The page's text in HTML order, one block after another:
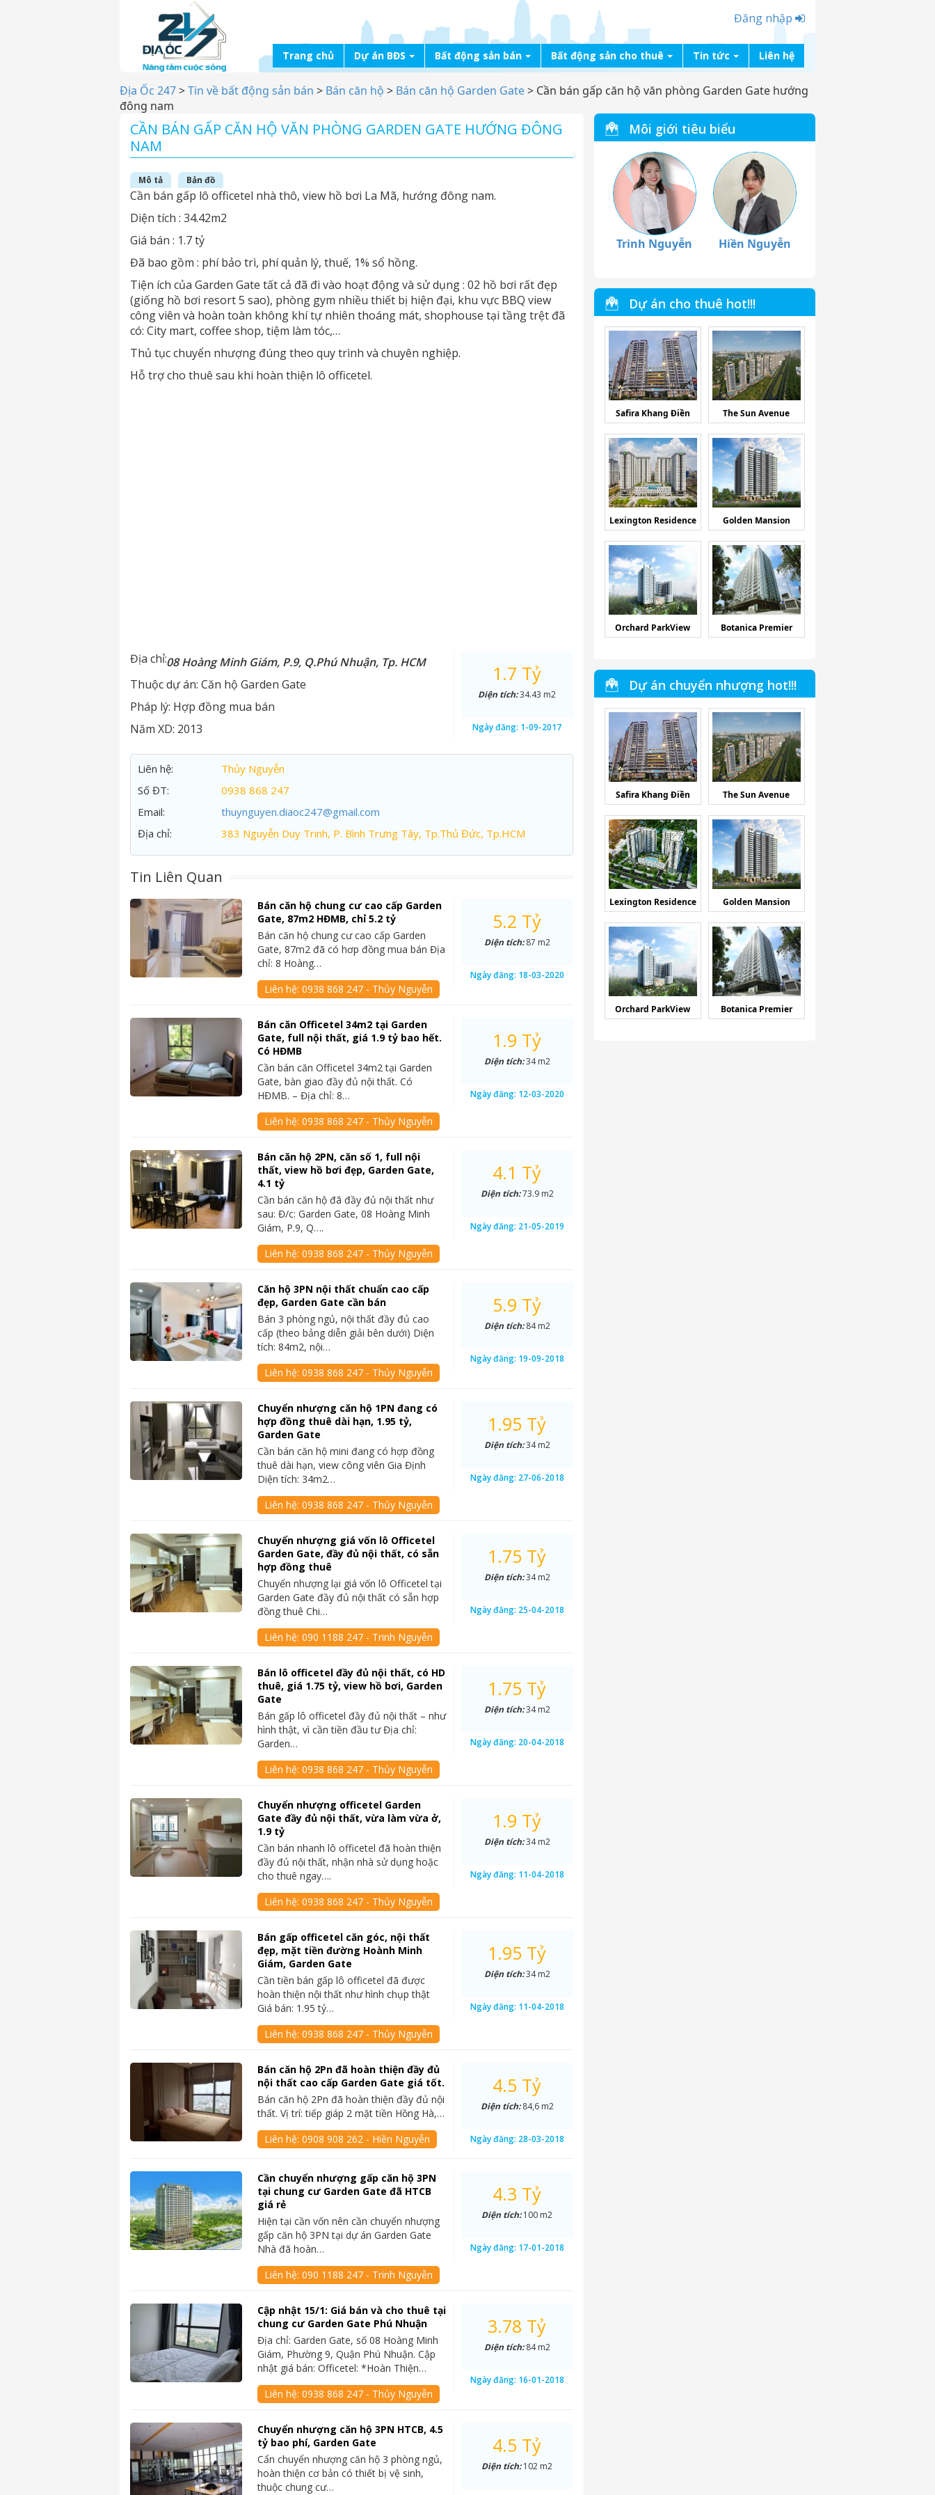
Đăng nhập
Trang chủ Dự án BĐS Bất động sản bán Bất động sản cho thuê Tin tức Liên hệ
Địa Ốc 247>Tin về bất động sản bán > Bán căn hộ > Bán căn hộ Garden Gate> Cần bán gấp căn hộ văn phòng Garden Gate hướng
đông nam
CẦN BÁN GẤP CĂN HỘ VĂN PHÒNG GARDEN GATE HƯỚNG ĐÔNG
NAM
Mô tả Bản đồ
Cần bán gấp lô officetel nhà thô, view hồ bơi La Mã, hướng đông nam.
Diện tích : 34.42m2
Giá bán : 1.7 tỷ
Đã bao gồm : phí bảo trì, phí quản lý, thuế, 1% sổ hồng.
Tiện ích của Garden Gate tất cả đã đi vào hoạt động và sử dụng : 02 hồ bơi rất đẹp
(giống hồ bơi resort 5 sao), phòng gym nhiều thiết bị hiện đại, khu vực BBQ view
công viên và hoàn toàn không khí tự nhiên thoáng mát, shophouse tại tầng trệt đã
có: City mart, coffee shop, tiệm làm tóc,…
Thủ tục chuyển nhượng đúng theo quy trình và chuyên nghiệp.
Hỗ trợ cho thuê sau khi hoàn thiện lô officetel.
Địa chỉ:08 Hoàng Minh Giám, P.9, Q.Phú Nhuận, Tp. HCM
Thuộc dự án: Căn hộ Garden Gate
Pháp lý: Hợp đồng mua bán
Năm XD: 2013
1.7 Tỷ
Diện tích:34.43 m2
Ngày đăng: 1-09-2017
Liên hệ:
Thủy Nguyễn
Số ĐT:
0938 868 247
Email:
thuynguyen.diaoc247@gmail.com
Địa chỉ:
383 Nguyễn Duy Trinh, P. Bình Trưng Tây, Tp.Thủ Đức, Tp.HCM
Tin Liên Quan
Bán căn hộ chung cư cao cấp Garden
Gate, 87m2 HĐMB, chỉ 5.2 tỷ
Bán căn hộ chung cư cao cấp Garden
Gate, 87m2 đã có hơp đồng mua bán Địa
chỉ: 8 Hoàng…
Liên hệ:0938 868 247 - Thủy Nguyễn
5.2 Tỷ
Diện tích:87 m2
Ngày đăng: 18-03-2020
Bán căn Officetel 34m2 tại Garden
Gate, full nội thất, giá 1.9 tỷ bao hết.
Có HĐMB
Cần bán căn Officetel 34m2 tại Garden
Gate, bàn giao đầy đủ nội thất. Có
HĐMB. – Địa chỉ: 8…
Liên hệ:0938 868 247 - Thủy Nguyễn
1.9 Tỷ
Diện tích:34 m2
Ngày đăng: 12-03-2020
Bán căn hộ 2PN, căn số 1, full nội
thất, view hồ bơi đẹp, Garden Gate,
4.1 tỷ
Cần bán căn hộ đã đầy đủ nội thất như
sau: Đ/c: Garden Gate, 08 Hoàng Minh
Giám, P.9, Q….
Liên hệ:0938 868 247 - Thủy Nguyễn
4.1 Tỷ
Diện tích:73.9 m2
Ngày đăng: 21-05-2019
Căn hộ 3PN nội thất chuẩn cao cấp
đẹp, Garden Gate cần bán
Bán 3 phòng ngủ, nội thất đầy đủ cao
cấp (theo bảng diễn giải bên dưới) Diện
tích: 84m2, nội…
Liên hệ:0938 868 247 - Thủy Nguyễn
5.9 Tỷ
Diện tích:84 m2
Ngày đăng: 19-09-2018
Chuyển nhượng căn hộ 1PN đang có
hợp đồng thuê dài hạn, 1.95 tỷ,
Garden Gate
Cần bán căn hộ mini đang có hợp đồng
thuê dài hạn, view công viên Gia Định
Diện tích: 34m2…
Liên hệ:0938 868 247 - Thủy Nguyễn
1.95 Tỷ
Diện tích:34 m2
Ngày đăng: 27-06-2018
Chuyển nhượng giá vốn lô Officetel
Garden Gate, đầy đủ nội thất, có sẵn
hợp đồng thuê
Chuyển nhượng lại giá vốn lô Officetel tại
Garden Gate đầy đủ nội thất có sẵn hợp
đồng thuê Chi…
Liên hệ:090 1188 247 - Trinh Nguyễn
1.75 Tỷ
Diện tích:34 m2
Ngày đăng: 25-04-2018
Bán lô officetel đầy đủ nội thất, có HD
thuê, giá 1.75 tỷ, view hồ bơi, Garden
Gate
Bán gấp lô officetel đầy đủ nội thất – như
hình thật, vì cần tiền đầu tư Địa chỉ:
Garden…
Liên hệ:0938 868 247 - Thủy Nguyễn
1.75 Tỷ
Diện tích:34 m2
Ngày đăng: 20-04-2018
Chuyển nhượng officetel Garden
Gate đầy đủ nội thất, vừa làm vừa ở,
1.9 tỷ
Cần bán nhanh lô officetel đã hoàn thiện
đầy đủ nội thất, nhận nhà sử dụng hoặc
cho thuê ngay….
Liên hệ:0938 868 247 - Thủy Nguyễn
1.9 Tỷ
Diện tích:34 m2
Ngày đăng: 11-04-2018
Bán gấp officetel căn góc, nội thất
đẹp, mặt tiền đường Hoành Minh
Giám, Garden Gate
Cần tiền bán gấp lô officetel đã được
hoàn thiện nội thất như hình chụp thật
Giá bán: 1.95 tỷ…
Liên hệ:0938 868 247 - Thủy Nguyễn
1.95 Tỷ
Diện tích:34 m2
Ngày đăng: 11-04-2018
Bán căn hộ 2Pn đã hoàn thiện đầy đủ
nội thất cao cấp Garden Gate giá tốt.
Bán căn hộ 2Pn đã hoàn thiện đầy đủ nội
thất. Vị trí: tiếp giáp 2 mặt tiền Hồng Hà,…
Liên hệ:0908 908 262 - Hiền Nguyễn
4.5 Tỷ
Diện tích:84,6 m2
Ngày đăng: 28-03-2018
Cần chuyển nhượng gấp căn hộ 3PN
tại chung cư Garden Gate đã HTCB
giá rẻ
Hiện tại cần vốn nên cần chuyển nhượng
gấp căn hộ 3PN tại dự án Garden Gate
Nhà đã hoàn…
Liên hệ:090 1188 247 - Trinh Nguyễn
4.3 Tỷ
Diện tích:100 m2
Ngày đăng: 17-01-2018
Cập nhật 15/1: Giá bán và cho thuê tại
chung cư Garden Gate Phú Nhuận
Địa chỉ: Garden Gate, số 08 Hoàng Minh
Giám, Phường 9, Quận Phú Nhuận. Cập
nhật giá bán: Officetel: *Hoàn Thiện…
Liên hệ:0938 868 247 - Thủy Nguyễn
3.78 Tỷ
Diện tích:84 m2
Ngày đăng: 16-01-2018
Chuyển nhượng căn hộ 3PN HTCB, 4.5
tỷ bao phí, Garden Gate
Cẩn chuyển nhượng căn hộ 3 phòng ngủ,
hoàn thiện cơ bản có thiết bị vệ sinh,
thuộc chung cư…
4.5 Tỷ
Diện tích:102 m2
Môi giới tiêu biểu
Trinh Nguyễn Hiền Nguyễn
Dự án cho thuê hot!!!
Safira Khang Điền The Sun Avenue
Lexington Residence Golden Mansion
Orchard ParkView Botanica Premier
Dự án chuyển nhượng hot!!!
Safira Khang Điền The Sun Avenue
Lexington Residence Golden Mansion
Orchard ParkView Botanica Premier